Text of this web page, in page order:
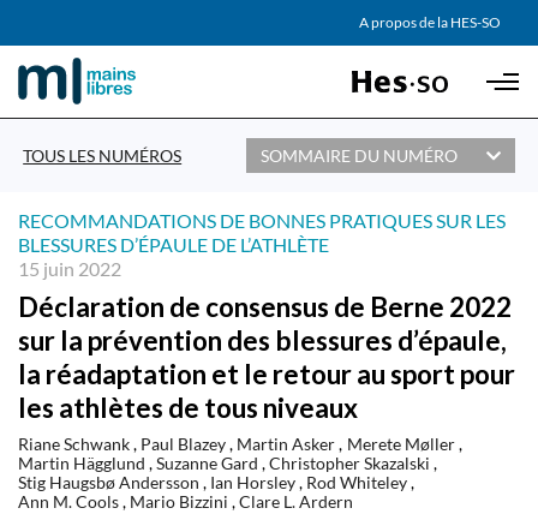
Skip to main content
A propos de la HES-SO
PARTENAIRES
TOUS LES NUMÉROS SOMMAIRE DU NUMÉRO
RECOMMANDATIONS DE BONNES PRATIQUES SUR LES
BLESSURES D’ÉPAULE DE L’ATHLÈTE
15 juin 2022
Déclaration de consensus de Berne 2022
sur la prévention des blessures d’épaule,
la réadaptation et le retour au sport pour
les athlètes de tous niveaux
Riane Schwank Paul Blazey Martin Asker Merete Møller
Martin Hägglund Suzanne Gard Christopher Skazalski
Stig Haugsbø Andersson
Ian Horsley Rod Whiteley
Ann M. Cools Mario Bizzini Clare L. Ardern